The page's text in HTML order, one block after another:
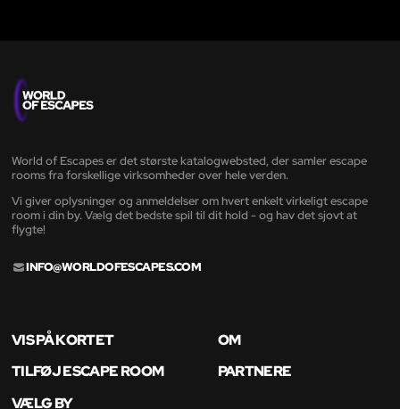
World of Escapes er det største katalogwebsted, der samler escape
rooms fra forskellige virksomheder over hele verden.
Vi giver oplysninger og anmeldelser om hvert enkelt virkeligt escape
room i din by. Vælg det bedste spil til dit hold - og hav det sjovt at
flygte!
INFO@WORLDOFESCAPES.COM
VIS PÅ KORTET
OM
TILFØJ ESCAPE ROOM
PARTNERE
VÆLG BY